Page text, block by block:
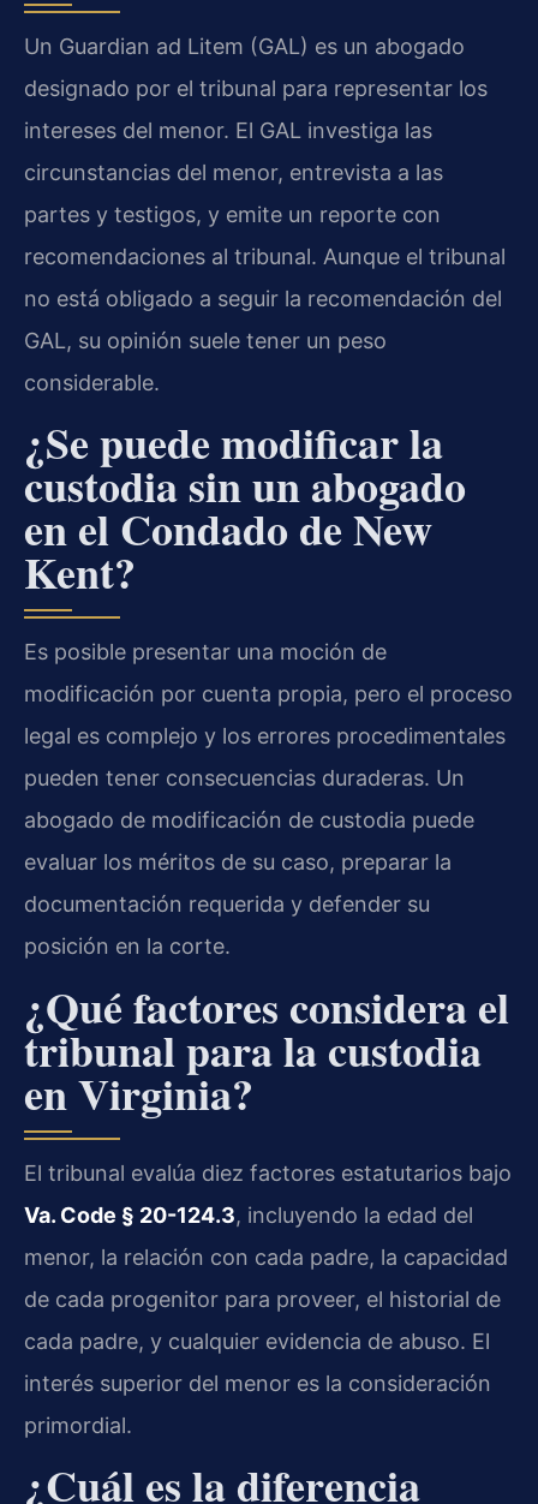
Un Guardian ad Litem (GAL) es un abogado
designado por el tribunal para representar los
intereses del menor. El GAL investiga las
circunstancias del menor, entrevista a las
partes y testigos, y emite un reporte con
recomendaciones al tribunal. Aunque el tribunal
no está obligado a seguir la recomendación del
GAL, su opinión suele tener un peso
considerable.
¿Se puede modificar la
custodia sin un abogado
en el Condado de New
Kent?
Es posible presentar una moción de
modificación por cuenta propia, pero el proceso
legal es complejo y los errores procedimentales
pueden tener consecuencias duraderas. Un
abogado de modificación de custodia puede
evaluar los méritos de su caso, preparar la
documentación requerida y defender su
posición en la corte.
¿Qué factores considera el
tribunal para la custodia
en Virginia?
El tribunal evalúa diez factores estatutarios bajo
Va. Code § 20-124.3, incluyendo la edad del
menor, la relación con cada padre, la capacidad
de cada progenitor para proveer, el historial de
cada padre, y cualquier evidencia de abuso. El
interés superior del menor es la consideración
primordial.
¿Cuál es la diferencia